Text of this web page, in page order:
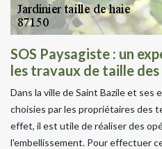
SOS Paysagiste : un
les travaux de taille des
Dans la ville de Saint Bazile et
choisies par les propriétaires des
effet, il est utile de réaliser des
l'embellissement. Pour effectuer